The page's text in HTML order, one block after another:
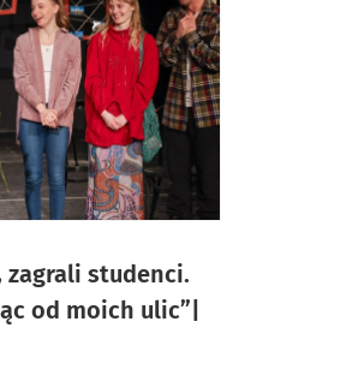
studenci.
od moich ulic”|